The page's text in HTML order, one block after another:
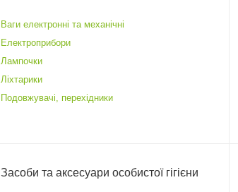
Ваги електронні та механічні
Електроприбори
Лампочки
Ліхтарики
Подовжувачі, перехідники
Засоби та аксесуари особистої гігієни